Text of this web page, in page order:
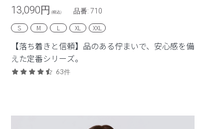
13,090円 (税込) 品番: 710
S M L XL XXL
【落ち着きと信頼】品のある佇まいで、安心感を備
えた定番シリーズ。
63件